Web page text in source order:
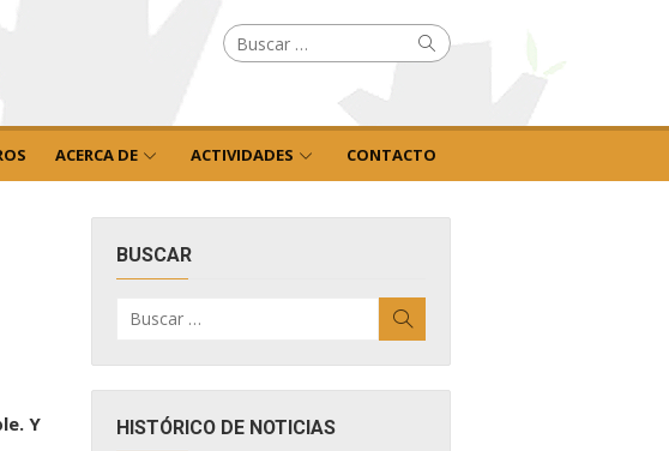
Buscar
por: Buscar
ACERCA DE ACTIVIDADES CONTACTO
Y
BUSCAR
por:
HISTÓRICO DE NOTICIAS